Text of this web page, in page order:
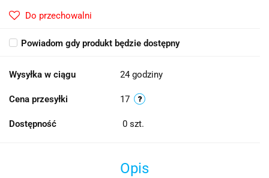
Do przechowalni
Powiadom gdy produkt będzie dostępny
Wysyłka w ciągu 24 godziny
Cena przesyłki 17
Dostępność 0 szt.
Opis